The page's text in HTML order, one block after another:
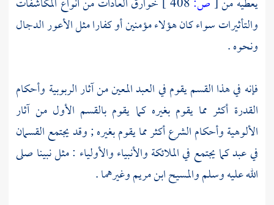
والتأثيرات سواء كان هؤلاء مؤمنين أو كفارا مثلالأعور الدجال
ونحوه .
فإنه في هذا القسم يقوم في العبد المعين من آثار الربوبية وأحكام
القدرة أكثر مما يقوم بغيره كما يقوم بالقسم الأول من آثار
الألوهية وأحكام الشرع أكثر مما يقوم بغيره ; وقد يجتمع القسمان
في عبد كما يجتمع في الملائكة والأنبياء والأولياء : مثل نبينا صلى
الله عليه وسلموالمسيح ابن مريموغيرهما .